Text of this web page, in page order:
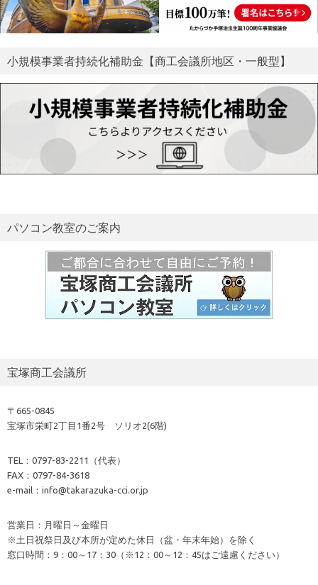
小規模事業者持続化補助金【商工会議所地区・一般型】
パソコン教室のご案内
宝塚商工会議所
〒665-0845
宝塚市栄町2丁目1番2号 ソリオ2(6階)
TEL：0797-83-2211（代表）
FAX：0797-84-3618
e-mail：info@takarazuka-cci.or.jp
営業日：月曜日～金曜日
※土日祝祭日及び本所が定めた休日（盆・年末年始）を除く
窓口時間：9：00～17：30（※12：00～12：45はご遠慮ください）